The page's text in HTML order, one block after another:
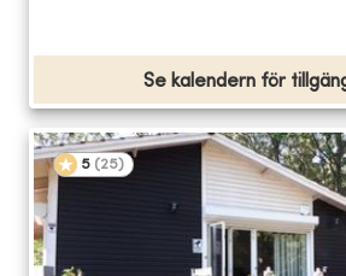
Se kalendern för
5 (25)